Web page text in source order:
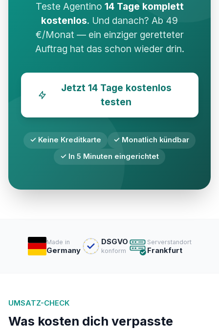
Teste Agentino 14 Tage komplett
kostenlos. Und danach? Ab 49
€/Monat — ein einziger geretteter
Auftrag hat das schon wieder drin.
Jetzt 14 Tage kostenlos
testen
✓ Keine Kreditkarte
✓ Monatlich kündbar
✓ In 5 Minuten eingerichtet
Made in
Germany
DSGVO
konform
Serverstandort
Frankfurt
UMSATZ-CHECK
Was kosten dich verpasste